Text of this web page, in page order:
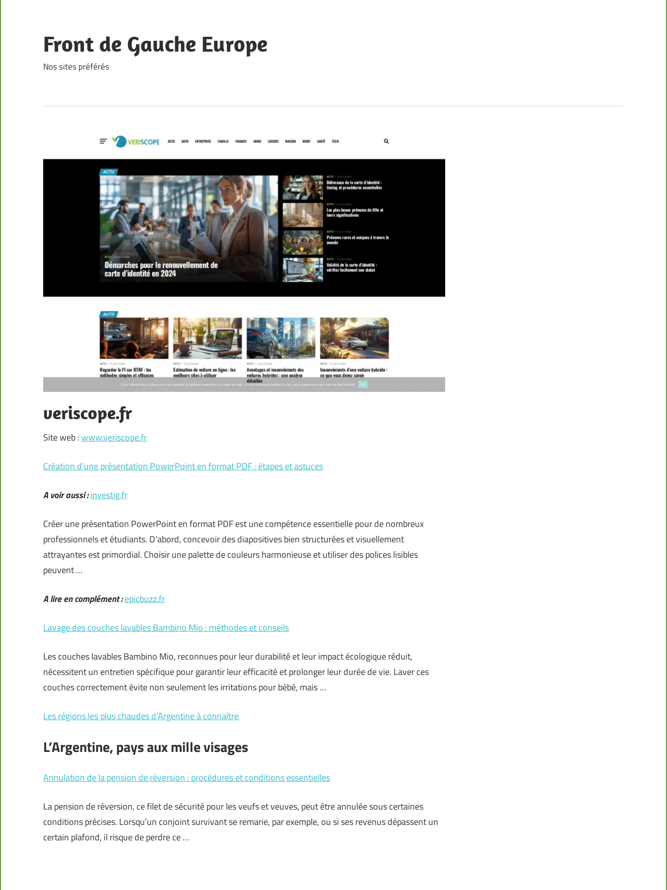
content
Front de Gauche Europe
Nos sites préférés
veriscope.fr
Site web :www.veriscope.fr
Création d’une présentation PowerPoint en format PDF : étapes et astuces
A voir aussi :investig.fr
Créer une présentation PowerPoint en format PDF est une compétence essentielle pour de nombreux
professionnels et étudiants. D’abord, concevoir des diapositives bien structurées et visuellement
attrayantes est primordial. Choisir une palette de couleurs harmonieuse et utiliser des polices lisibles
peuvent …
A lire en complément :epicbuzz.fr
Lavage des couches lavables Bambino Mio : méthodes et conseils
Les couches lavables Bambino Mio, reconnues pour leur durabilité et leur impact écologique réduit,
nécessitent un entretien spécifique pour garantir leur efficacité et prolonger leur durée de vie. Laver ces
couches correctement évite non seulement les irritations pour bébé, mais …
Les régions les plus chaudes d’Argentine à connaître
L’Argentine, pays aux mille visages
Annulation de la pension de réversion : procédures et conditions essentielles
La pension de réversion, ce filet de sécurité pour les veufs et veuves, peut être annulée sous certaines
conditions précises. Lorsqu’un conjoint survivant se remarie, par exemple, ou si ses revenus dépassent un
certain plafond, il risque de perdre ce …